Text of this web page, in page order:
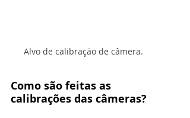
Alvo de calibração de câmera.
Como são feitas as
calibrações das câmeras?